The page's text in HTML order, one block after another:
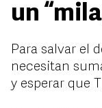
un
Para salvar el
necesitan
y esperar que